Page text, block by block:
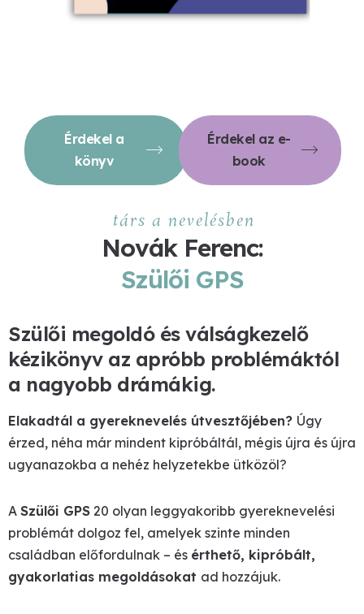
Érdekel a
könyv
Érdekel az e-
book
társ a nevelésben
Novák Ferenc:
Szülői GPS
Szülői megoldó és válságkezelő
kézikönyv az apróbb problémáktól
a nagyobb drámákig.
Elakadtál a gyereknevelés útvesztőjében? Úgy
érzed, néha már mindent kipróbáltál, mégis újra és újra
ugyanazokba a nehéz helyzetekbe ütközöl?
A Szülői GPS 20 olyan leggyakoribb gyereknevelési
problémát dolgoz fel, amelyek szinte minden
családban előfordulnak – és érthető, kipróbált,
gyakorlatias megoldásokat ad hozzájuk.